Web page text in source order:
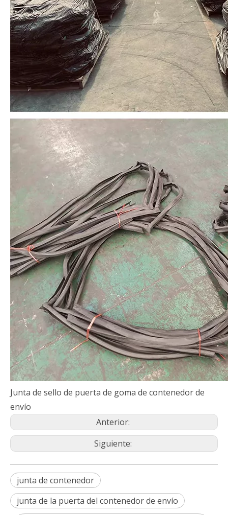
Junta de sello de puerta de goma de contenedor de
envío
Anterior:
Siguiente:
junta de contenedor
junta de la puerta del contenedor de envío